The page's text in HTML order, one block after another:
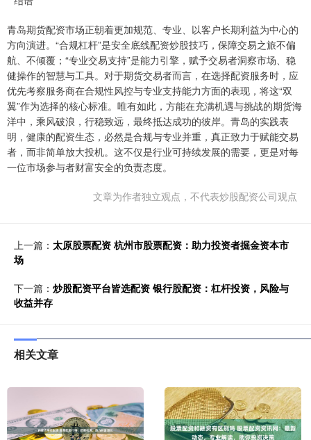
青岛期货配资市场正朝着更加规范、专业、以客户长期利益为中心的
方向演进。“合规杠杆”是安全底线配资炒股技巧，保障交易之旅不偏
航、不倾覆；“专业交易支持”是能力引擎，赋予交易者洞察市场、稳
健操作的智慧与工具。对于期货交易者而言，在选择配资服务时，应
优先考察服务商在合规性风控与专业支持能力方面的表现，将这“双
翼”作为选择的核心标准。唯有如此，方能在充满机遇与挑战的期货海
洋中，乘风破浪，行稳致远，最终抵达成功的彼岸。青岛的实践表
明，健康的配资生态，必然是合规与专业并重，真正致力于赋能交易
者，而非简单放大投机。这不仅是行业可持续发展的需要，更是对每
一位市场参与者财富安全的负责态度。
文章为作者独立观点，不代表炒股配资公司观点
上一篇： 太原股票配资 杭州市股票配资：助力投资者掘金资本市
场
下一篇： 炒股配资平台皆选配资 银行股配资：杠杆投资，风险与
收益并存
相关文章